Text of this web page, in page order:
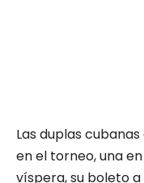
Las duplas
en el torneo, una
víspera, su boleto